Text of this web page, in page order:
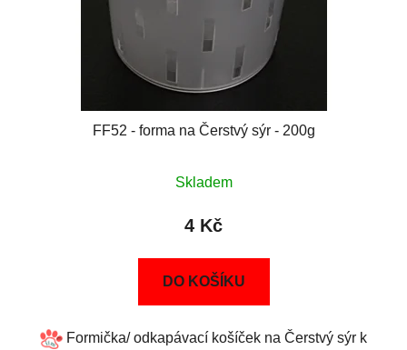
FF52 - forma na Čerstvý sýr - 200g
Skladem
4 Kč
DO KOŠÍKU
Formička/ odkapávací košíček na Čerstvý sýr k